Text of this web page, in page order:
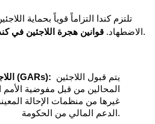
الاضطهاد. قوانين هجرة اللاجئين في
اللاجئون بمساعدة الحكومة (GARs):
يتم قبول اللاجئين